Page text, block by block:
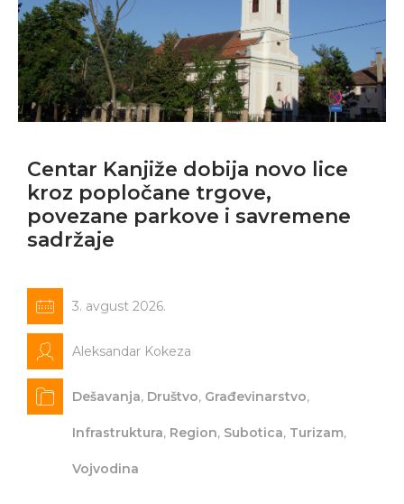
Centar Kanjiže dobija novo lice
kroz popločane trgove,
povezane parkove i savremene
sadržaje
3. avgust 2026.
Aleksandar Kokeza
Dešavanja, Društvo, Građevinarstvo,
Infrastruktura, Region, Subotica, Turizam,
Vojvodina